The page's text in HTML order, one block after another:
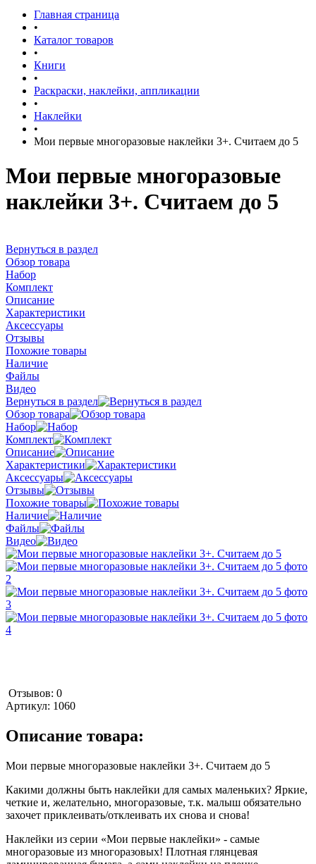
Главная страница
•
Каталог товаров
•
Книги
•
Раскраски, наклейки, аппликации
•
Наклейки
•
Мои первые многоразовые наклейки 3+. Считаем до 5
Мои первые многоразовые
наклейки 3+. Считаем до 5
Вернуться в раздел
Обзор товара
Набор
Комплект
Описание
Характеристики
Аксессуары
Отзывы
Похожие товары
Наличие
Файлы
Видео
Вернуться в раздел
Обзор товара
Набор
Комплект
Описание
Характеристики
Аксессуары
Отзывы
Похожие товары
Наличие
Файлы
Видео
Отзывов: 0
Артикул: 1060
Описание товара:
Мои первые многоразовые наклейки 3+. Считаем до 5
Какими должны быть наклейки для самых маленьких? Яркие,
четкие и, желательно, многоразовые, т.к. малыш обязательно
захочет приклеивать/отклеивать их снова и снова!
Наклейки из серии «Мои первые наклейки» - самые
многоразовые из многоразовых! Плотная глянцевая